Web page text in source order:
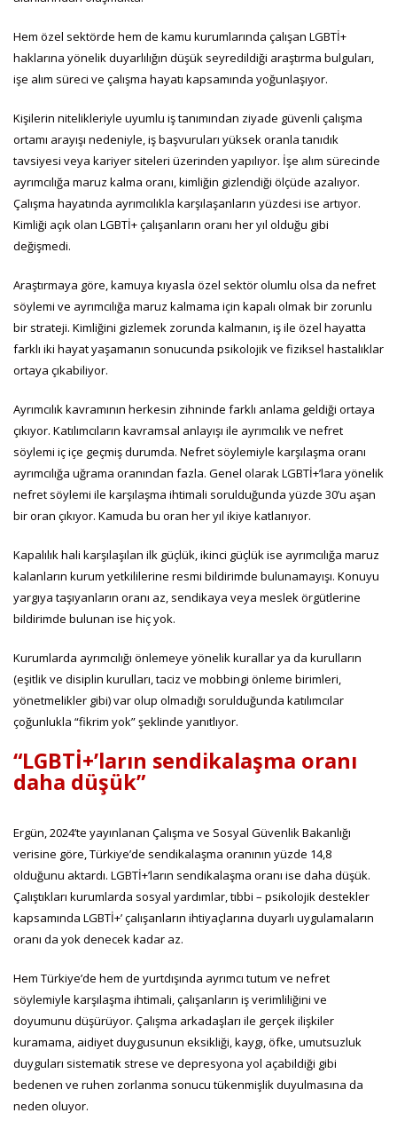
Hem özel sektörde hem de kamu kurumlarında çalışan LGBTİ+
haklarına yönelik duyarlılığın düşük seyredildiği araştırma bulguları,
işe alım süreci ve çalışma hayatı kapsamında yoğunlaşıyor.
Kişilerin nitelikleriyle uyumlu iş tanımından ziyade güvenli çalışma
ortamı arayışı nedeniyle, iş başvuruları yüksek oranla tanıdık
tavsiyesi veya kariyer siteleri üzerinden yapılıyor. İşe alım sürecinde
ayrımcılığa maruz kalma oranı, kimliğin gizlendiği ölçüde azalıyor.
Çalışma hayatında ayrımcılıkla karşılaşanların yüzdesi ise artıyor.
Kimliği açık olan LGBTİ+ çalışanların oranı her yıl olduğu gibi
değişmedi.
Araştırmaya göre, kamuya kıyasla özel sektör olumlu olsa da nefret
söylemi ve ayrımcılığa maruz kalmama için kapalı olmak bir zorunlu
bir strateji. Kimliğini gizlemek zorunda kalmanın, iş ile özel hayatta
farklı iki hayat yaşamanın sonucunda psikolojik ve fiziksel hastalıklar
ortaya çıkabiliyor.
Ayrımcılık kavramının herkesin zihninde farklı anlama geldiği ortaya
çıkıyor. Katılımcıların kavramsal anlayışı ile ayrımcılık ve nefret
söylemi iç içe geçmiş durumda. Nefret söylemiyle karşılaşma oranı
ayrımcılığa uğrama oranından fazla. Genel olarak LGBTİ+’lara yönelik
nefret söylemi ile karşılaşma ihtimali sorulduğunda yüzde 30’u aşan
bir oran çıkıyor. Kamuda bu oran her yıl ikiye katlanıyor.
Kapalılık hali karşılaşılan ilk güçlük, ikinci güçlük ise ayrımcılığa maruz
kalanların kurum yetkililerine resmi bildirimde bulunamayışı. Konuyu
yargıya taşıyanların oranı az, sendikaya veya meslek örgütlerine
bildirimde bulunan ise hiç yok.
Kurumlarda ayrımcılığı önlemeye yönelik kurallar ya da kurulların
(eşitlik ve disiplin kurulları, taciz ve mobbingi önleme birimleri,
yönetmelikler gibi) var olup olmadığı sorulduğunda katılımcılar
çoğunlukla “fikrim yok” şeklinde yanıtlıyor.
“LGBTİ+’ların sendikalaşma oranı
daha düşük”
Ergün, 2024’te yayınlanan Çalışma ve Sosyal Güvenlik Bakanlığı
verisine göre, Türkiye’de sendikalaşma oranının yüzde 14,8
olduğunu aktardı. LGBTİ+’ların sendikalaşma oranı ise daha düşük.
Çalıştıkları kurumlarda sosyal yardımlar, tıbbi – psikolojik destekler
kapsamında LGBTİ+’ çalışanların ihtiyaçlarına duyarlı uygulamaların
oranı da yok denecek kadar az.
Hem Türkiye’de hem de yurtdışında ayrımcı tutum ve nefret
söylemiyle karşılaşma ihtimali, çalışanların iş verimliliğini ve
doyumunu düşürüyor. Çalışma arkadaşları ile gerçek ilişkiler
kuramama, aidiyet duygusunun eksikliği, kaygı, öfke, umutsuzluk
duyguları sistematik strese ve depresyona yol açabildiği gibi
bedenen ve ruhen zorlanma sonucu tükenmişlik duyulmasına da
neden oluyor.